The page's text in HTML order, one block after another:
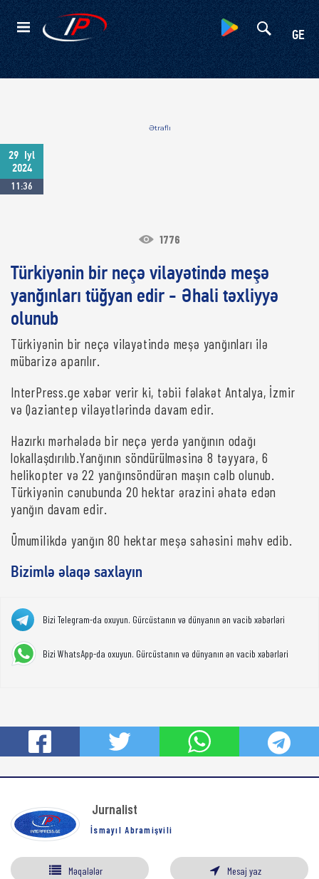
GE
Kateqoriyalar
Ətraflı
29
Iyl
2024
11:36
1776
Türkiyənin bir neçə vilayətində meşə
yanğınları tüğyan edir - Əhali təxliyyə
olunub
Türkiyənin bir neçə vilayətində meşə yanğınları ilə
mübarizə aparılır.
InterPress.ge xəbər verir ki, təbii fəlakət Antalya, İzmir
və Qaziantep vilayətlərində davam edir.
Hazırkı mərhələdə bir neçə yerdə yanğının odağı
lokallaşdırılıb.Yanğının söndürülməsinə 8 təyyarə, 6
helikopter və 22 yanğınsöndürən maşın cəlb olunub.
Türkiyənin cənubunda 20 hektar ərazini əhatə edən
yanğın davam edir.
Ümumilikdə yanğın 80 hektar meşə sahəsini məhv edib.
Bizimlə əlaqə saxlayın
Bizi Telegram-da oxuyun. Gürcüstanın və dünyanın ən vacib xəbərləri
Bizi WhatsApp-da oxuyun. Gürcüstanın və dünyanın ən vacib xəbərləri
Jurnalist
İsmayıl Abramişvili
Məqalələr Mesaj yaz